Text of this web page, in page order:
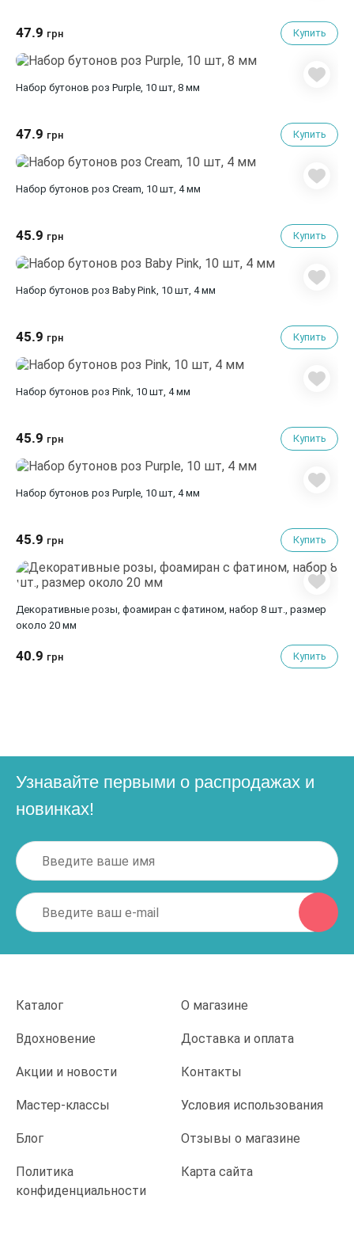
47.9 грн Купить
Набор бутонов роз Purple, 10 шт, 8 мм
47.9 грн Купить
Набор бутонов роз Cream, 10 шт, 4 мм
45.9 грн Купить
Набор бутонов роз Baby Pink, 10 шт, 4 мм
45.9 грн Купить
Набор бутонов роз Pink, 10 шт, 4 мм
45.9 грн Купить
Набор бутонов роз Purple, 10 шт, 4 мм
45.9 грн Купить
Декоративные розы, фоамиран с фатином, набор 8 шт., размер
около 20 мм
40.9 грн Купить
Узнавайте первыми о распродажах и
новинках!
Каталог О магазине
Вдохновение Доставка и оплата
Акции и новости Контакты
Мастер-классы Условия использования
Блог Отзывы о магазине
Политика
конфиденциальности
Карта сайта